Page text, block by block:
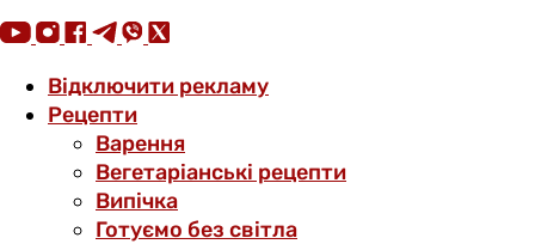
Відключити рекламу
Рецепти
Варення
Вегетаріанські рецепти
Випічка
Готуємо без світла